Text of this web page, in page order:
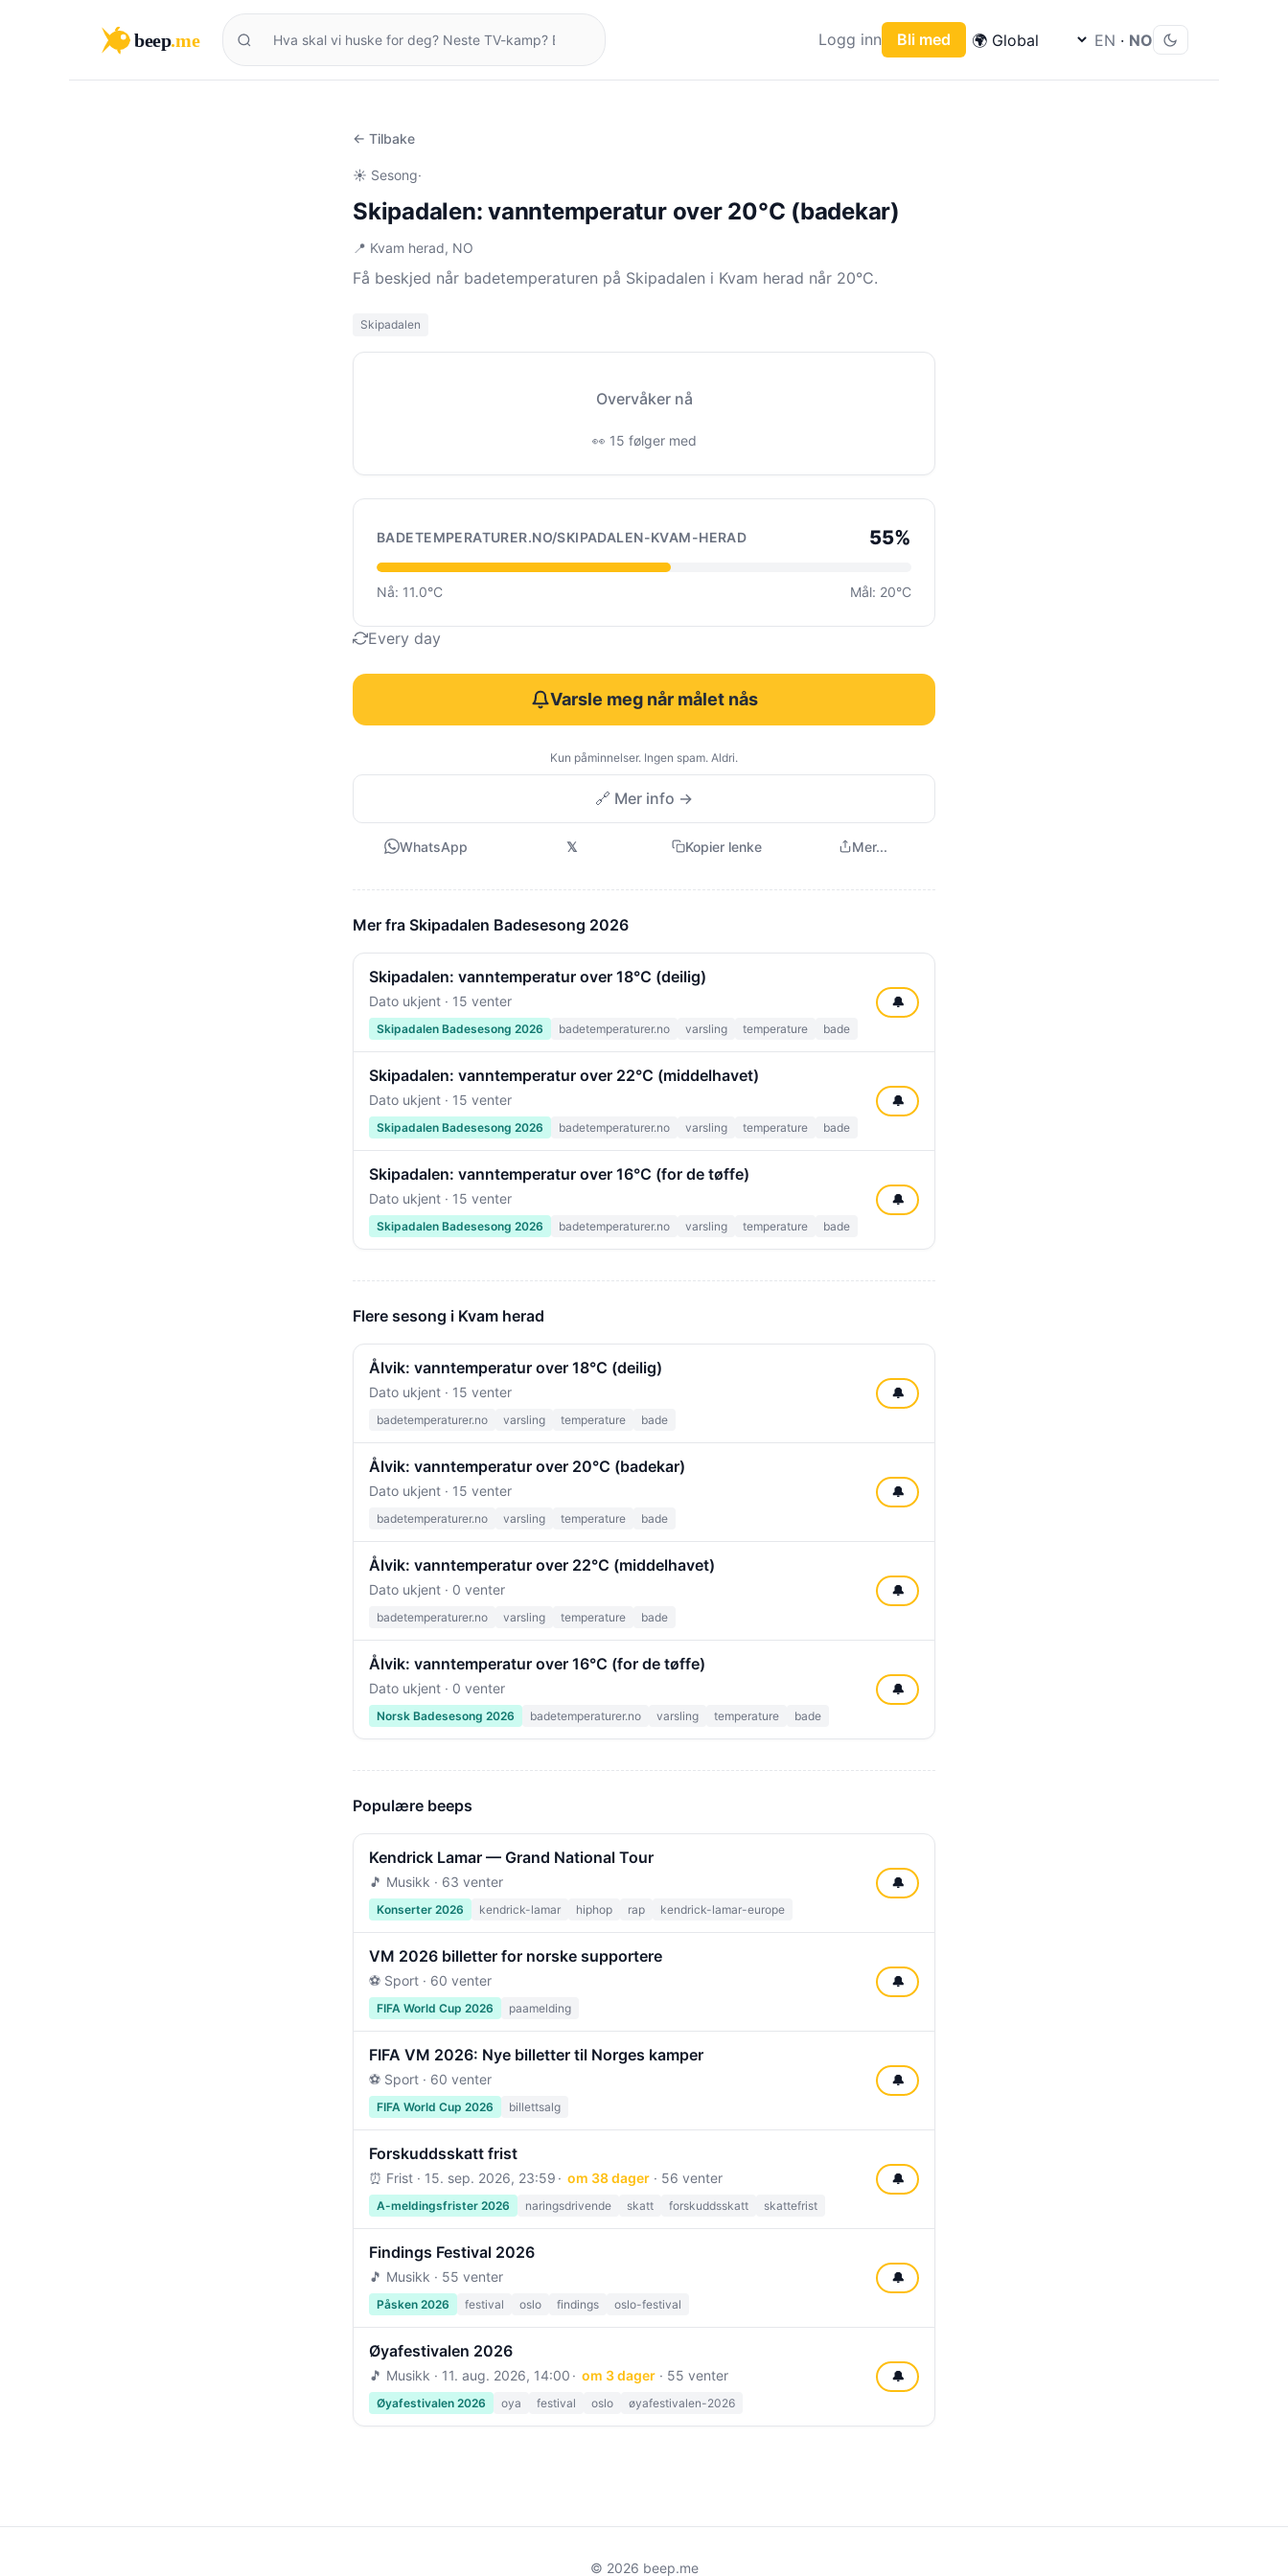
beep.me Logg inn Bli med EN · NO
← Tilbake
☀️ Sesong·
Skipadalen: vanntemperatur over 20°C (badekar)
📍 Kvam herad, NO
Få beskjed når badetemperaturen på Skipadalen i Kvam herad når 20°C.
Skipadalen
Overvåker nå
👀 15 følger med
BADETEMPERATURER.NO/SKIPADALEN-KVAM-HERAD 55%
Nå: 11.0°C Mål: 20°C
Every day
Varsle meg når målet nås
Kun påminnelser. Ingen spam. Aldri.
🔗 Mer info →
WhatsApp 𝕏 Kopier lenke Mer...
Mer fra Skipadalen Badesesong 2026
Skipadalen: vanntemperatur over 18°C (deilig)
Dato ukjent · 15 venter
Skipadalen Badesesong 2026 badetemperaturer.no varsling temperature bade
🔔
Skipadalen: vanntemperatur over 22°C (middelhavet)
Dato ukjent · 15 venter
Skipadalen Badesesong 2026 badetemperaturer.no varsling temperature bade
🔔
Skipadalen: vanntemperatur over 16°C (for de tøffe)
Dato ukjent · 15 venter
Skipadalen Badesesong 2026 badetemperaturer.no varsling temperature bade
🔔
Flere sesong i Kvam herad
Ålvik: vanntemperatur over 18°C (deilig)
Dato ukjent · 15 venter
badetemperaturer.no varsling temperature bade
🔔
Ålvik: vanntemperatur over 20°C (badekar)
Dato ukjent · 15 venter
badetemperaturer.no varsling temperature bade
🔔
Ålvik: vanntemperatur over 22°C (middelhavet)
Dato ukjent · 0 venter
badetemperaturer.no varsling temperature bade
🔔
Ålvik: vanntemperatur over 16°C (for de tøffe)
Dato ukjent · 0 venter
Norsk Badesesong 2026 badetemperaturer.no varsling temperature bade
🔔
Populære beeps
Kendrick Lamar — Grand National Tour
🎵 Musikk · 63 venter
Konserter 2026 kendrick-lamar hiphop rap kendrick-lamar-europe
🔔
VM 2026 billetter for norske supportere
⚽ Sport · 60 venter
FIFA World Cup 2026 paamelding
🔔
FIFA VM 2026: Nye billetter til Norges kamper
⚽ Sport · 60 venter
FIFA World Cup 2026 billettsalg
🔔
Forskuddsskatt frist
⏰ Frist · 15. sep. 2026, 23:59 om 38 dager· 56 venter
A-meldingsfrister 2026 naringsdrivende skatt forskuddsskatt skattefrist
🔔
Findings Festival 2026
🎵 Musikk · 55 venter
Påsken 2026 festival oslo findings oslo-festival
🔔
Øyafestivalen 2026
🎵 Musikk · 11. aug. 2026, 14:00 om 3 dager· 55 venter
Øyafestivalen 2026 oya festival oslo øyafestivalen-2026
🔔
© 2026 beep.me